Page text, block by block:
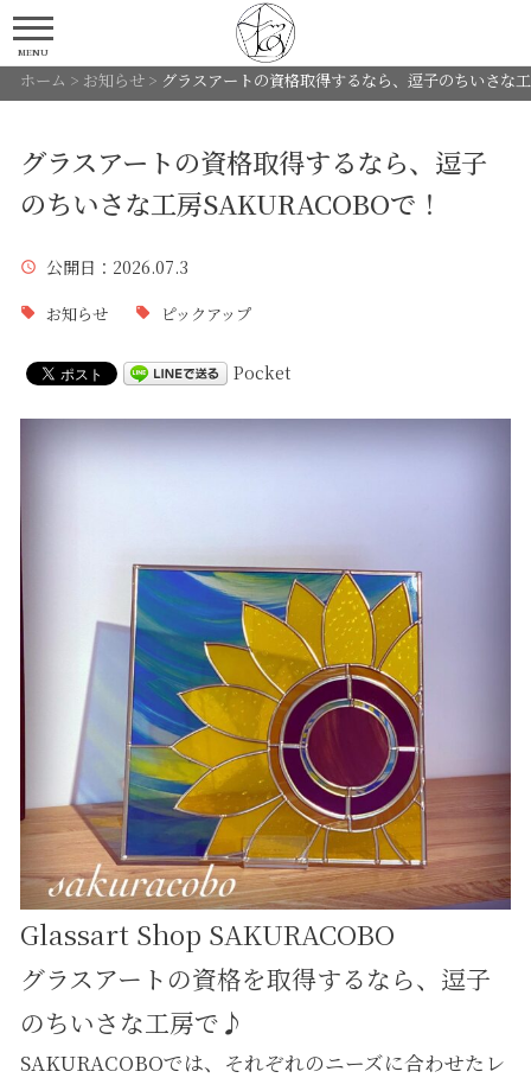
MENU
ホーム > お知らせ> グラスアートの資格取得するなら、逗子のちいさな
グラスアートの資格取得するなら、逗子
のちいさな工房SAKURACOBOで！
公開日 ：2026.07.3
お知らせ ピックアップ
Pocket
Glassart Shop SAKURACOBO
グラスアートの資格を取得するなら、逗子
のちいさな工房で♪
SAKURACOBOでは、それぞれのニーズに合わせたレ